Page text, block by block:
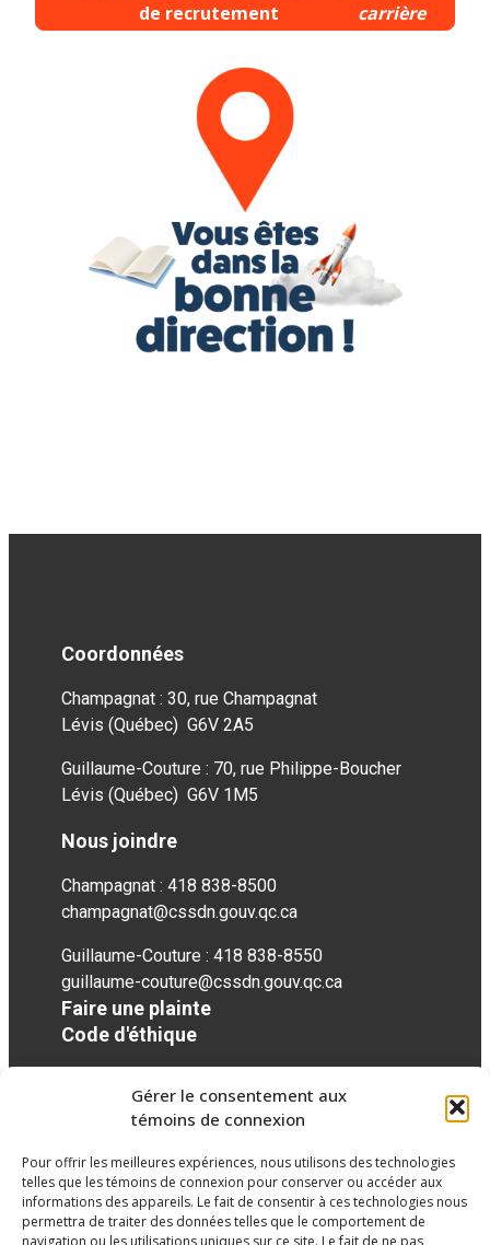
Gérer le consentement aux
témoins de connexion
Pour offrir les meilleures expériences, nous utilisons des technologies
telles que les témoins de connexion pour conserver ou accéder aux
informations des appareils. Le fait de consentir à ces technologies nous
permettra de traiter des données telles que le comportement de
navigation ou les utilisations uniques sur ce site. Le fait de ne pas
de recrutement
carrière
Coordonnées
Champagnat : 30, rue Champagnat
Lévis (Québec) G6V 2A5
Guillaume-Couture : 70, rue Philippe-Boucher
Lévis (Québec) G6V 1M5
Nous joindre
Champagnat : 418 838-8500
champagnat@cssdn.gouv.qc.ca
Guillaume-Couture : 418 838-8550
guillaume-couture@cssdn.gouv.qc.ca
Faire une plainte
Code d'éthique
Réseaux sociaux
twittergoogleplusgoogleplusgoogleplusgoogleplusgoogleplus